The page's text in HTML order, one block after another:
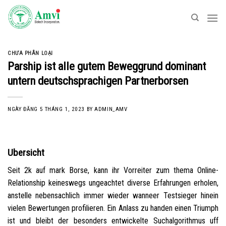
Skip
content
CHƯA PHÂN LOẠI
Parship ist alle gutem Beweggrund dominant
untern deutschsprachigen Partnerborsen
NGÀY ĐĂNG 5 THÁNG 1, 2023 BYADMIN_AMV
Ubersicht
Seit 2k auf mark Borse, kann ihr Vorreiter zum thema Online-
Relationship keineswegs ungeachtet diverse Erfahrungen erholen,
anstelle nebensachlich immer wieder wanneer Testsieger hinein
vielen Bewertungen profilieren. Ein Anlass zu handen einen Triumph
ist und bleibt der besonders entwickelte Suchalgorithmus uff